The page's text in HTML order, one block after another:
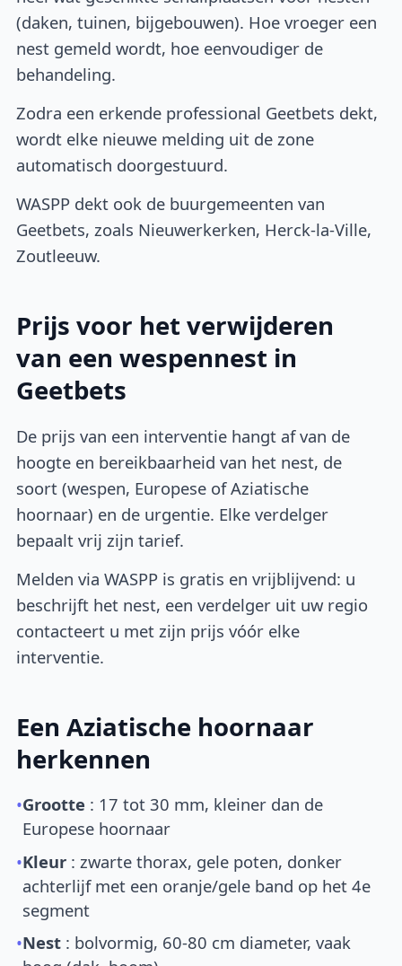
(daken, tuinen, bijgebouwen). Hoe vroeger een
nest gemeld wordt, hoe eenvoudiger de
behandeling.
Zodra een erkende professional Geetbets dekt,
wordt elke nieuwe melding uit de zone
automatisch doorgestuurd.
WASPP dekt ook de buurgemeenten van
Geetbets, zoals Nieuwerkerken, Herck-la-Ville,
Zoutleeuw.
Prijs voor het verwijderen
van een wespennest in
Geetbets
De prijs van een interventie hangt af van de
hoogte en bereikbaarheid van het nest, de
soort (wespen, Europese of Aziatische
hoornaar) en de urgentie. Elke verdelger
bepaalt vrij zijn tarief.
Melden via WASPP is gratis en vrijblijvend: u
beschrijft het nest, een verdelger uit uw regio
contacteert u met zijn prijs vóór elke
interventie.
Een Aziatische hoornaar
herkennen
•Grootte : 17 tot 30 mm, kleiner dan de
Europese hoornaar
•Kleur : zwarte thorax, gele poten, donker
achterlijf met een oranje/gele band op het 4e
segment
•Nest : bolvormig, 60-80 cm diameter, vaak